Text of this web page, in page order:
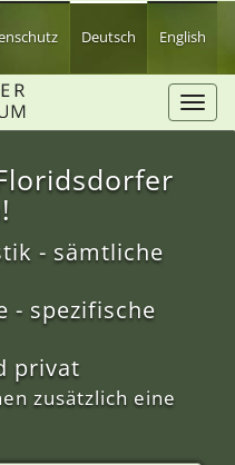
English
Deutsch
- sämtliche
- spezifische
privat
zusätzlich eine